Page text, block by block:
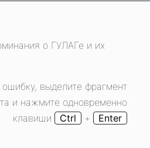
о ГУЛАГе и их
выделите фрагмент
и нажмите одновременно
клавиши
Ctrl + Enter